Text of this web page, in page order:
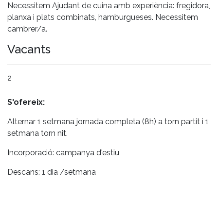
Necessitem Ajudant de cuina amb experiència: fregidora,
planxa i plats combinats, hamburgueses. Necessitem
cambrer/a.
Vacants
2
S'ofereix:
Alternar 1 setmana jornada completa (8h) a torn partit i 1
setmana torn nit.
Incorporació: campanya d'estiu
Descans: 1 dia /setmana